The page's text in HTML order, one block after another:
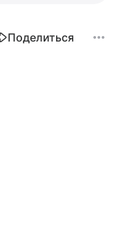
Поделиться